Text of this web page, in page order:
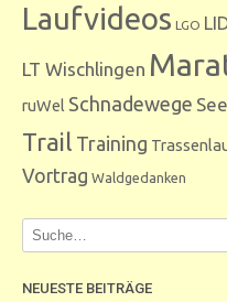
Laufvideos LGO
LT Wischlingen
ruWel Schnadewege
Trail Training
Vortrag Waldgedanken
NEUESTE BEITRÄGE